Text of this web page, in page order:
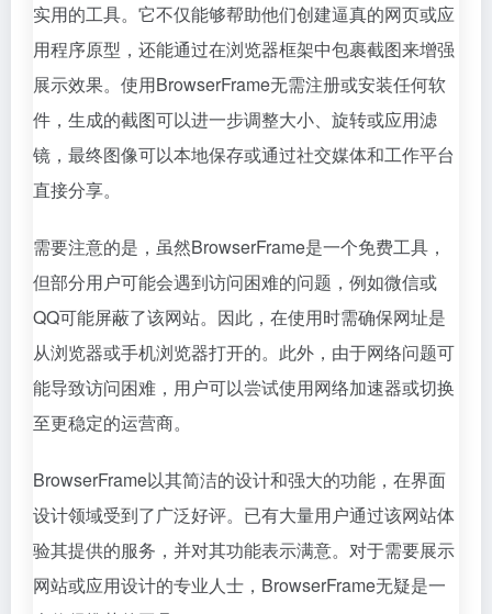
实用的工具。它不仅能够帮助他们创建逼真的网页或应
用程序原型，还能通过在浏览器框架中包裹截图来增强
展示效果。使用BrowserFrame无需注册或安装任何软
件，生成的截图可以进一步调整大小、旋转或应用滤
镜，最终图像可以本地保存或通过社交媒体和工作平台
直接分享。
需要注意的是，虽然BrowserFrame是一个免费工具，
但部分用户可能会遇到访问困难的问题，例如微信或
QQ可能屏蔽了该网站。因此，在使用时需确保网址是
从浏览器或手机浏览器打开的。此外，由于网络问题可
能导致访问困难，用户可以尝试使用网络加速器或切换
至更稳定的运营商。
BrowserFrame以其简洁的设计和强大的功能，在界面
设计领域受到了广泛好评。已有大量用户通过该网站体
验其提供的服务，并对其功能表示满意。对于需要展示
网站或应用设计的专业人士，BrowserFrame无疑是一